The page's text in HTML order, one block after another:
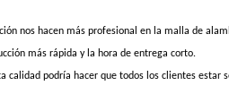
nos hacen más profesional en la malla de
más rápida y la hora de entrega corto.
calidad podría hacer que todos los clientes estar